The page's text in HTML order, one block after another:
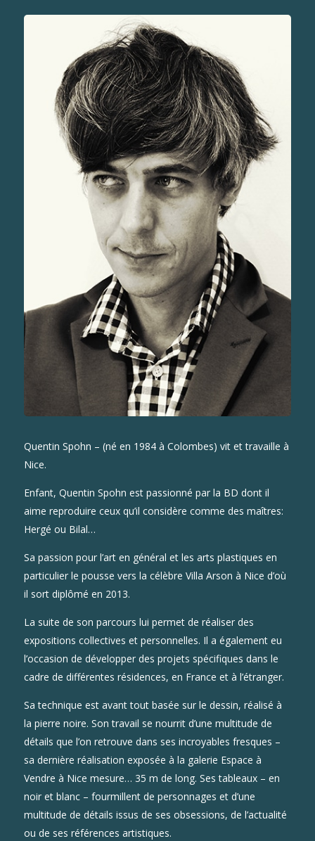
Quentin Spohn – (né en 1984 à Colombes) vit et travaille à
Nice.
Enfant, Quentin Spohn est passionné par la BD dont il
aime reproduire ceux qu’il considère comme des maîtres:
Hergé ou Bilal…
Sa passion pour l’art en général et les arts plastiques en
particulier le pousse vers la célèbre Villa Arson à Nice d’où
il sort diplômé en 2013.
La suite de son parcours lui permet de réaliser des
expositions collectives et personnelles. Il a également eu
l’occasion de développer des projets spécifiques dans le
cadre de différentes résidences, en France et à l’étranger.
Sa technique est avant tout basée sur le dessin, réalisé à
la pierre noire. Son travail se nourrit d’une multitude de
détails que l’on retrouve dans ses incroyables fresques –
sa dernière réalisation exposée à la galerie Espace à
Vendre à Nice mesure… 35 m de long. Ses tableaux – en
noir et blanc – fourmillent de personnages et d’une
multitude de détails issus de ses obsessions, de l’actualité
ou de ses références artistiques.